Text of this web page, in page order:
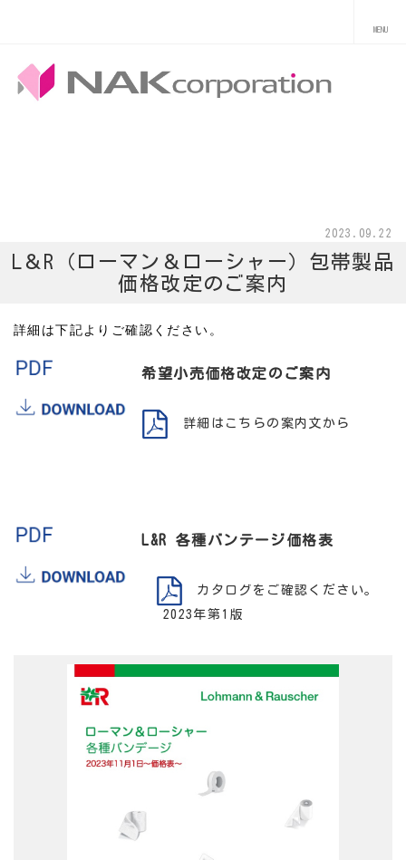
2023.09.22
L＆R（ローマン＆ローシャー）包帯製品
価格改定のご案内
詳細は下記よりご確認ください。
希望小売価格改定のご案内
詳細はこちらの案内文から
L&R 各種バンテージ価格表
カタログをご確認ください。
2023年第1版